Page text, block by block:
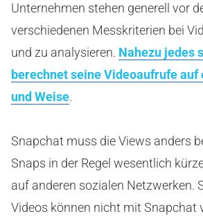
Unternehmen stehen generell vor
verschiedenen Messkriterien bei
und zu analysieren. Nahezu jedes
berechnet seine Videoaufrufe auf
und Weise.
Snapchat muss die Views anders
Snaps in der Regel wesentlich
auf anderen sozialen Netzwerken.
Videos können nicht mit Snapchat